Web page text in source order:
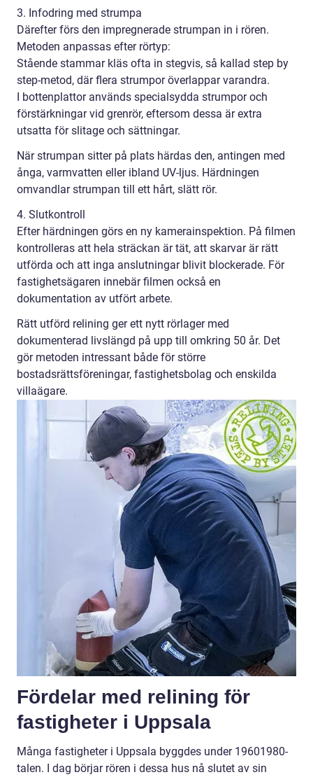
3. Infodring med strumpa
Därefter förs den impregnerade strumpan in i rören.
Metoden anpassas efter rörtyp:
Stående stammar kläs ofta in stegvis, så kallad step by
step-metod, där flera strumpor överlappar varandra.
I bottenplattor används specialsydda strumpor och
förstärkningar vid grenrör, eftersom dessa är extra
utsatta för slitage och sättningar.
När strumpan sitter på plats härdas den, antingen med
ånga, varmvatten eller ibland UV-ljus. Härdningen
omvandlar strumpan till ett hårt, slätt rör.
4. Slutkontroll
Efter härdningen görs en ny kamerainspektion. På filmen
kontrolleras att hela sträckan är tät, att skarvar är rätt
utförda och att inga anslutningar blivit blockerade. För
fastighetsägaren innebär filmen också en
dokumentation av utfört arbete.
Rätt utförd relining ger ett nytt rörlager med
dokumenterad livslängd på upp till omkring 50 år. Det
gör metoden intressant både för större
bostadsrättsföreningar, fastighetsbolag och enskilda
villaägare.
Fördelar med relining för
fastigheter i Uppsala
Många fastigheter i Uppsala byggdes under 19601980-
talen. I dag börjar rören i dessa hus nå slutet av sin